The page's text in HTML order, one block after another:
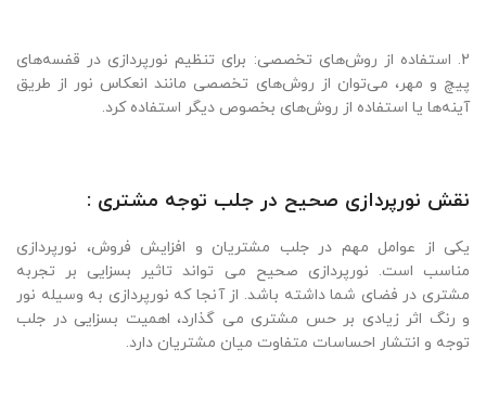
2. استفاده از روش‌های تخصصی: برای تنظیم نورپردازی در قفسه‌های
پیچ و مهر، می‌توان از روش‌های تخصصی مانند انعکاس نور از طریق
آینه‌ها یا استفاده از روش‌های بخصوص دیگر استفاده کرد.
نقش نورپردازی صحیح در جلب توجه مشتری :
یکی از عوامل مهم در جلب مشتریان و افزایش فروش، نورپردازی
مناسب است. نورپردازی صحیح می تواند تاثیر بسزایی بر تجربه
مشتری در فضای شما داشته باشد. از آنجا که نورپردازی به وسیله نور
و رنگ اثر زیادی بر حس مشتری می گذارد، اهمیت بسزایی در جلب
توجه و انتشار احساسات متفاوت میان مشتریان دارد.